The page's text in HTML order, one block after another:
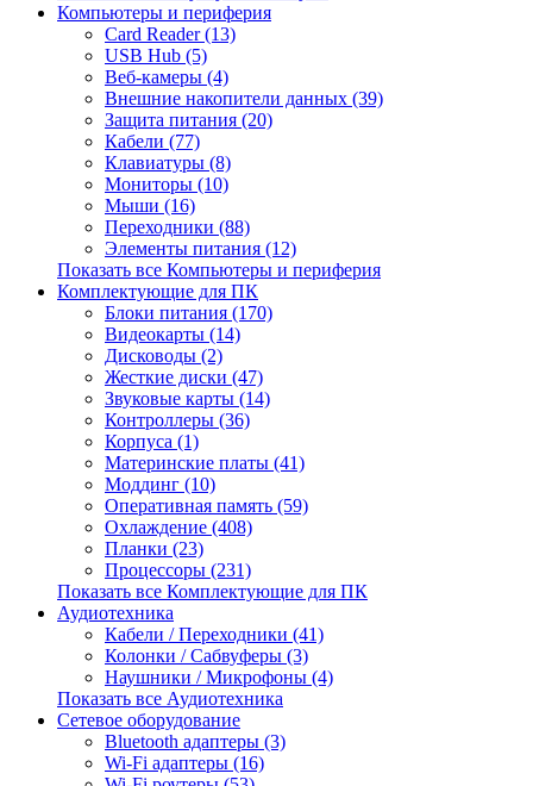
Компьютеры и периферия
Card Reader (13)
USB Hub (5)
Веб-камеры (4)
Внешние накопители данных (39)
Защита питания (20)
Кабели (77)
Клавиатуры (8)
Мониторы (10)
Мыши (16)
Переходники (88)
Элементы питания (12)
Показать все Компьютеры и периферия
Комплектующие для ПК
Блоки питания (170)
Видеокарты (14)
Дисководы (2)
Жесткие диски (47)
Звуковые карты (14)
Контроллеры (36)
Корпуса (1)
Материнские платы (41)
Моддинг (10)
Оперативная память (59)
Охлаждение (408)
Планки (23)
Процессоры (231)
Показать все Комплектующие для ПК
Аудиотехника
Кабели / Переходники (41)
Колонки / Сабвуферы (3)
Наушники / Микрофоны (4)
Показать все Аудиотехника
Сетевое оборудование
Bluetooth адаптеры (3)
Wi-Fi адаптеры (16)